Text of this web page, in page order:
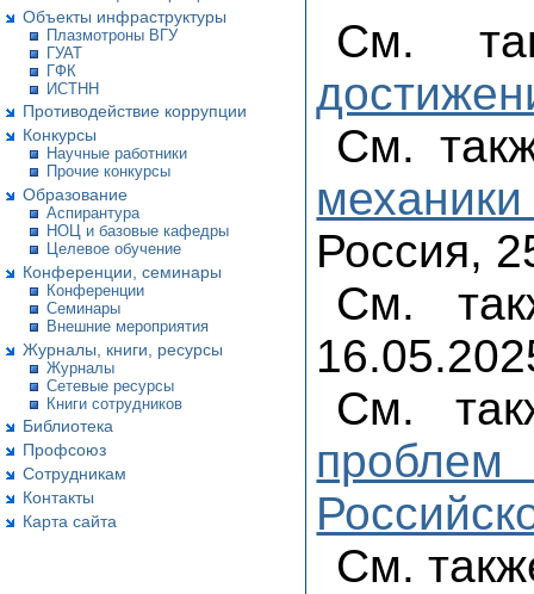
Объекты инфраструктуры
Плазмотроны ВГУ
ГУАТ
ГФК
ИСТНН
Противодействие коррупции
Конкурсы
Научные работники
Прочие конкурсы
Образование
Аспирантура
НОЦ и базовые кафедры
Целевое обучение
Конференции, семинары
Конференции
Семинары
Внешние мероприятия
Журналы, книги, ресурсы
Журналы
Сетевые ресурсы
Книги сотрудников
Библиотека
Профсоюз
Сотрудникам
Контакты
Карта сайта
См.
См.
Россия,
См.
См.
См.